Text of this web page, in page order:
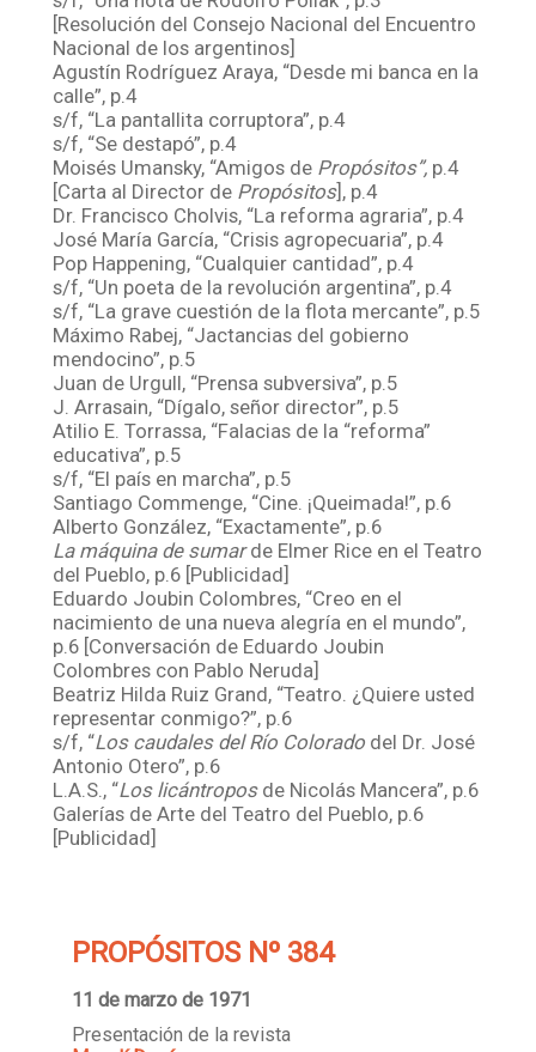
[Resolución del Consejo Nacional del Encuentro
Nacional de los argentinos]
Agustín Rodríguez Araya, “Desde mi banca en la
calle”, p.4
s/f, “La pantallita corruptora”, p.4
s/f, “Se destapó”, p.4
Moisés Umansky, “Amigos de Propósitos”, p.4
[Carta al Director de Propósitos], p.4
Dr. Francisco Cholvis, “La reforma agraria”, p.4
José María García, “Crisis agropecuaria”, p.4
Pop Happening, “Cualquier cantidad”, p.4
s/f, “Un poeta de la revolución argentina”, p.4
s/f, “La grave cuestión de la flota mercante”, p.5
Máximo Rabej, “Jactancias del gobierno
mendocino”, p.5
Juan de Urgull, “Prensa subversiva”, p.5
J. Arrasain, “Dígalo, señor director”, p.5
Atilio E. Torrassa, “Falacias de la “reforma”
educativa”, p.5
s/f, “El país en marcha”, p.5
Santiago Commenge, “Cine. ¡Queimada!”, p.6
Alberto González, “Exactamente”, p.6
La máquina de sumarde Elmer Rice en el Teatro
del Pueblo, p.6 [Publicidad]
Eduardo Joubin Colombres, “Creo en el
nacimiento de una nueva alegría en el mundo”,
p.6 [Conversación de Eduardo Joubin
Colombres con Pablo Neruda]
Beatriz Hilda Ruiz Grand, “Teatro. ¿Quiere usted
representar conmigo?”, p.6
s/f, “Los caudales del Río Colorado del Dr. José
Antonio Otero”, p.6
L.A.S., “Los licántropos de Nicolás Mancera”, p.6
Galerías de Arte del Teatro del Pueblo, p.6
[Publicidad]
PROPÓSITOS Nº 384
11 de marzo de 1971
Presentación de la revista